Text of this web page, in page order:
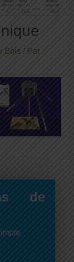
Bois/ Par
de